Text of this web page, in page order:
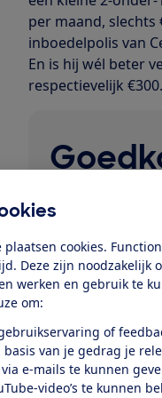
plaatsen cookies.
Deze zijn noodzakelijk
werken en gebruik te
om:
of
basis van je gedrag je
e-mails te kunnen
video’s te kunnen
per maand, slechts
inboedelpolis van
En is hij wél beter
respectievelijk €300.
Vergelijk
en eerlijk advies.
Vergelijk